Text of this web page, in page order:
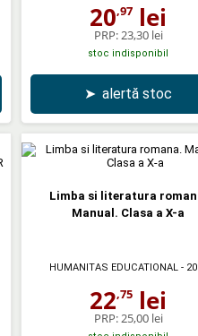
20,97 lei
PRP:23,30 lei
stoc indisponibil
➤ alertă stoc
Limba si literatura
Manual. Clasa a X-a
HUMANITAS EDUCATIONAL-
22,75 lei
PRP:25,00 lei